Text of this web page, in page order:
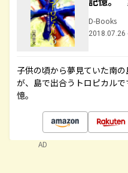
D-Books
2018.07.26
子供の頃から夢見ていた南
が、島で出合うトロピカル
憶。
AD